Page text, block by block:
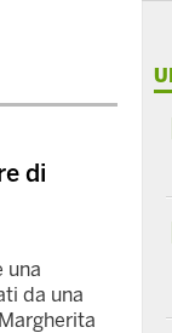
di
una
da una